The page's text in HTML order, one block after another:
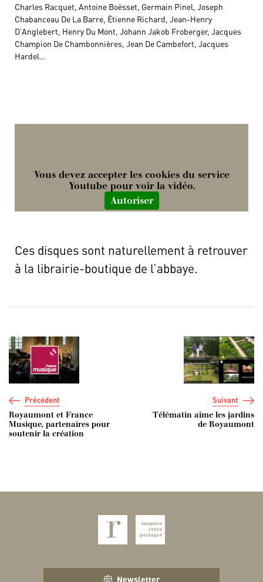
Charles Racquet, Antoine Boësset, Germain Pinel, Joseph
Chabanceau De La Barre, Étienne Richard, Jean-Henry
D’Anglebert, Henry Du Mont, Johann Jakob Froberger, Jacques
Champion De Chambonnières, Jean De Cambefort, Jacques
Hardel…
Vous devez accepter les cookies du service
Youtube pour voir la vidéo.
Autoriser
Ces disques sont naturellement à retrouver
à la librairie-boutique de l’abbaye.
Navigation de l’article
Précédent
Royaumont et France
Musique, partenaires pour
soutenir la création
Suivant
Télématin aime les jardins
de Royaumont
Newsletter